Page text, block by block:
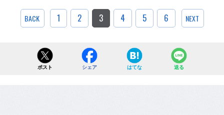
BACK 1 2 3 4 5 6 NEXT
ポスト シェア はてな 送る